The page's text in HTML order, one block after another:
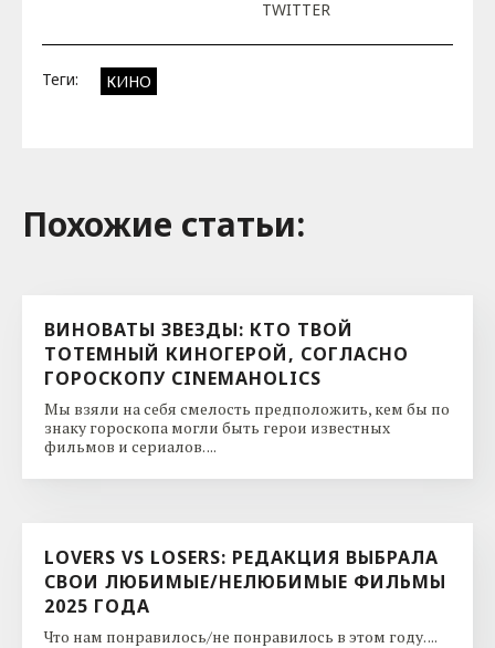
TWITTER
Теги: КИНО
Похожие cтатьи:
ВИНОВАТЫ ЗВЕЗДЫ: КТО ТВОЙ
ТОТЕМНЫЙ КИНОГЕРОЙ, СОГЛАСНО
ГОРОСКОПУ CINEMAHOLICS
Мы взяли на себя смелость предположить, кем бы по
знаку гороскопа могли быть герои известных
фильмов и сериалов. ...
LOVERS VS LOSERS: РЕДАКЦИЯ ВЫБРАЛА
СВОИ ЛЮБИМЫЕ/НЕЛЮБИМЫЕ ФИЛЬМЫ
2025 ГОДА
Что нам понравилось/не понравилось в этом году. ...